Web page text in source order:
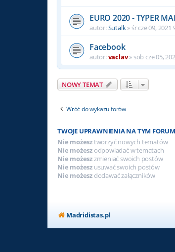
EURO 2020 - TYPER
autor:Sutalk» śr cze 09, 2021
Facebook
autor:vaclav» sob cze 05,
NOWY TEMAT
Wróć do wykazu forów
TWOJE UPRAWNIENIA NA TYM FORUM
Nie możesztworzyć nowych tematów
Nie możesz odpowiadać w tematach
Nie możeszzmieniać swoich postów
Nie możesz usuwać swoich postów
Nie możesz dodawać załączników
Madridistas.pl